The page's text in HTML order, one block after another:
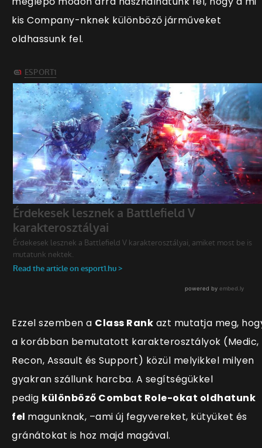
kis Company-nknek különböző járműveket
oldhassunk fel.
Ezzel szemben a Class Rank azt mutatja meg,
a korábban bemutatott karakterosztályok (Medic,
Recon, Assault és Support) közül melyikkel milyen
gyakran szállunk harcba. A segítségükkel
pedig különböző Combat Role-okat oldhatunk
fel magunknak, –ami új fegyvereket, kütyüket és
gránátokat is hoz majd magával.